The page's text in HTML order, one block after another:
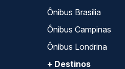
Ônibus Brasília
Ônibus Campinas
Ônibus Londrina
+ Destinos